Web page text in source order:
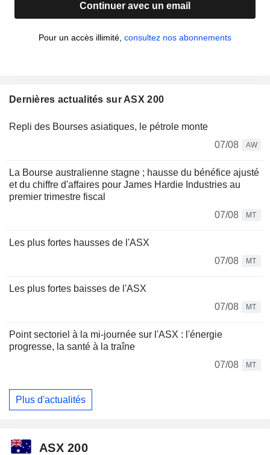
Continuer avec un email
Pour un accès illimité, consultez nos abonnements
Dernières actualités sur ASX 200
Repli des Bourses asiatiques, le pétrole monte
07/08
AW
La Bourse australienne stagne ; hausse du bénéfice ajusté
et du chiffre d'affaires pour James Hardie Industries au
premier trimestre fiscal
07/08
MT
Les plus fortes hausses de l'ASX
07/08
MT
Les plus fortes baisses de l'ASX
07/08
MT
Point sectoriel à la mi-journée sur l'ASX : l'énergie
progresse, la santé à la traîne
07/08
MT
Plus d'actualités
ASX 200